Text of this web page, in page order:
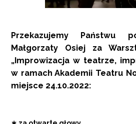
Przekazujemy Państwu
Małgorzaty Osiej za
„Improwizacja w teatrze,
w ramach Akademii Teatru
miejsce 24.10.2022: